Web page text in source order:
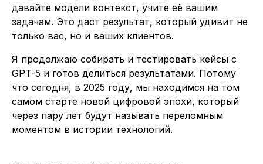
давайте модели контекст, учите её вашим
задачам. Это даст результат, который удивит не
только вас, но и ваших клиентов.
Я продолжаю собирать и тестировать кейсы с
GPT-5 и готов делиться результатами. Потому
что сегодня, в 2025 году, мы находимся на том
самом старте новой цифровой эпохи, который
через пару лет будут называть переломным
моментом в истории технологий.